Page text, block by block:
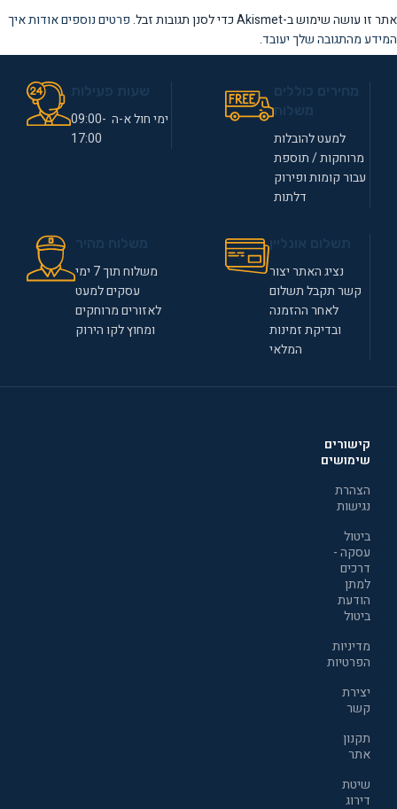
אתר זו עושה שימוש ב-Akismet כדי לסנן תגובות זבל.
פרטים נוספים אודות איך
המידע מהתגובה שלך יעובד.
למעט להובלות
מרוחקות / תוספת
עבור קומות ופירוק
דלתות
ימי חול א-ה 09:00-
17:00
נציג האתר יצור
קשר תקבל תשלום
לאחר ההזמנה
ובדיקת זמינות
המלאי
משלוח תוך 7 ימי
עסקים למעט
לאזורים מרוחקים
ומחוץ לקו הירוק
קישורים
שימושים
הצהרת
נגישות
ביטול
עסקה -
דרכים
למתן
הודעת
ביטול
מדיניות
הפרטיות
יצירת
קשר
תקנון
אתר
שיטת
דירוג